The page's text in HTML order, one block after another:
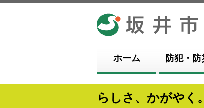
坂井市
ホーム 防犯・防
らしさ、かがやく